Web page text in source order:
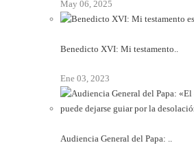
May 06, 2025
Benedicto XVI: Mi testamento..
Ene 03, 2023
Audiencia General del Papa: ..